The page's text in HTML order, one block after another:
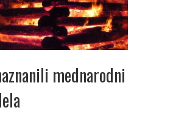
mednarodni